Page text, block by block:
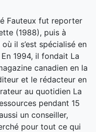
Fauteux fut reporter
(1988), puis à
il s’est spécialisé en
1994, il fondait La
canadien en la
et le rédacteur en
au quotidien La
pendant 15
un conseiller,
pour tout ce qui